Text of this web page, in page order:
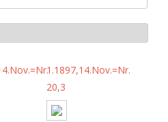
1.1897,14.Nov.=Nr.
20,3